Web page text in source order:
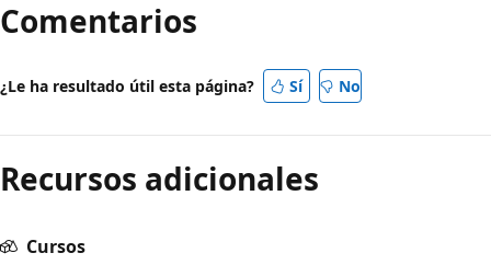
Comentarios
¿Le ha resultado útil esta página? Sí No
Recursos adicionales
Cursos